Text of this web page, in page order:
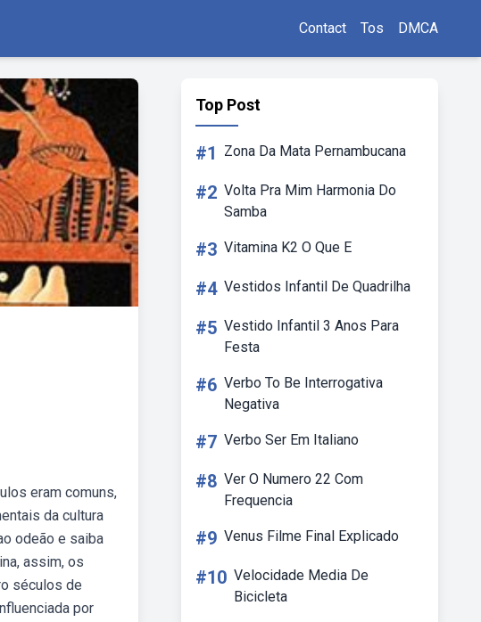
Contact Tos DMCA
eram comuns,
da cultura
odeão e saiba
assim, os
séculos de
por
Top Post
#1 Zona Da Mata Pernambucana
#2 Volta Pra Mim Harmonia Do
Samba
#3 Vitamina K2 O Que E
#4 Vestidos Infantil De Quadrilha
#5 Vestido Infantil 3 Anos Para
Festa
#6 Verbo To Be Interrogativa
Negativa
#7 Verbo Ser Em Italiano
#8 Ver O Numero 22 Com
Frequencia
#9 Venus Filme Final Explicado
#10 Velocidade Media De
Bicicleta